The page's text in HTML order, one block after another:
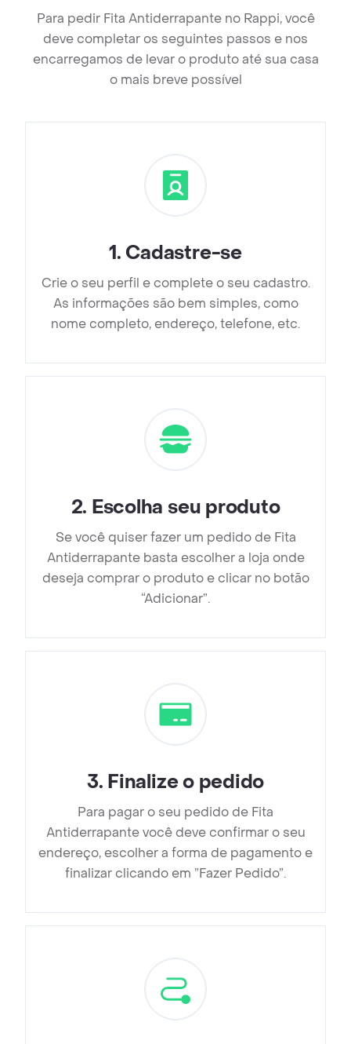
Para pedir Fita Antiderrapante no Rappi, você
deve completar os seguintes passos e nos
encarregamos de levar o produto até sua casa
o mais breve possível
1. Cadastre-se
Crie o seu perfil e complete o seu cadastro.
As informações são bem simples, como
nome completo, endereço, telefone, etc.
2. Escolha seu produto
Se você quiser fazer um pedido de Fita
Antiderrapante basta escolher a loja onde
deseja comprar o produto e clicar no botão
“Adicionar”.
3. Finalize o pedido
Para pagar o seu pedido de Fita
Antiderrapante você deve confirmar o seu
endereço, escolher a forma de pagamento e
finalizar clicando em ”Fazer Pedido”.